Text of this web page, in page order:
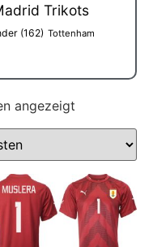
Trikots
(162) Tottenham
angezeigt